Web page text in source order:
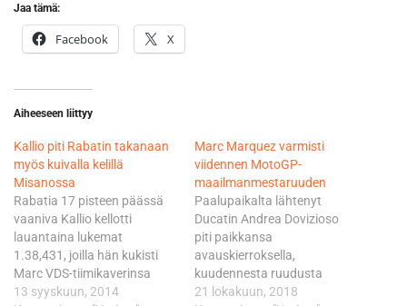
Jaa tämä:
Facebook X
Aiheeseen liittyy
Kallio piti Rabatin takanaan
myös kuivalla kelillä
Misanossa
Rabatia 17 pisteen päässä
vaaniva Kallio kellotti
lauantaina lukemat
1.38,431, joilla hän kukisti
Marc VDS-tiimikaverinsa
0,108 sekunnilla. Kallio oli
13 syyskuun, 2014
Marc Marquez varmisti
viidennen MotoGP-
maailmanmestaruuden
Paalupaikalta lähtenyt
Ducatin Andrea Dovizioso
piti paikkansa
avauskierroksella,
kuudennesta ruudusta
lähtenyt Marquez nousi
21 lokakuun, 2018